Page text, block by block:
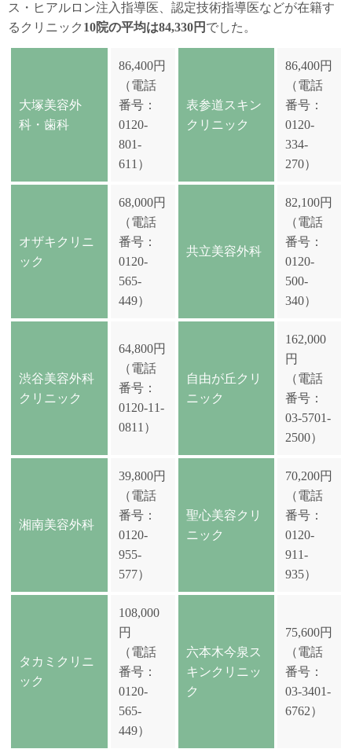
ス・ヒアルロン注入指導医、認定技術指導医などが在籍す
るクリニック 10院の平均は84,330円 でした。
大塚美容外
科・歯科
86,400円
（電話
番号：
0120-
801-
611）
表参道スキン
クリニック
86,400円
（電話
番号：
0120-
334-
270）
オザキクリニ
ック
68,000円
（電話
番号：
0120-
565-
449）
共立美容外科
82,100円
（電話
番号：
0120-
500-
340）
渋谷美容外科
クリニック
64,800円
（電話
番号：
0120-11-
0811）
自由が丘クリ
ニック
162,000
円
（電話
番号：
03-5701-
2500）
湘南美容外科
39,800円
（電話
番号：
0120-
955-
577）
聖心美容クリ
ニック
70,200円
（電話
番号：
0120-
911-
935）
タカミクリニ
ック
108,000
円
（電話
番号：
0120-
565-
449）
六本木今泉ス
キンクリニッ
ク
75,600円
（電話
番号：
03-3401-
6762）